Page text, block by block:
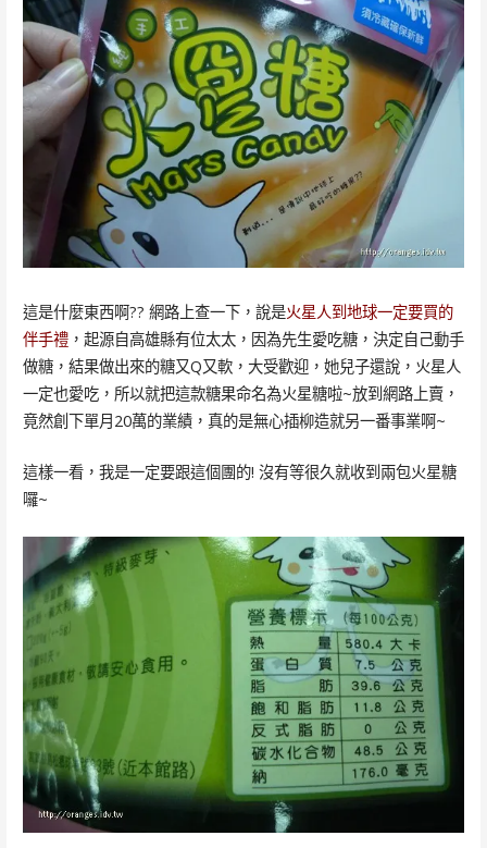
這是什麼東西啊?? 網路上查一下，說是火星人到地球一定要買的
伴手禮，起源自高雄縣有位太太，因為先生愛吃糖，決定自己動手
做糖，結果做出來的糖又Q又軟，大受歡迎，她兒子還說，火星人
一定也愛吃，所以就把這款糖果命名為火星糖啦~放到網路上賣，
竟然創下單月20萬的業績，真的是無心插柳造就另一番事業啊~
這樣一看，我是一定要跟這個團的! 沒有等很久就收到兩包火星糖
囉~